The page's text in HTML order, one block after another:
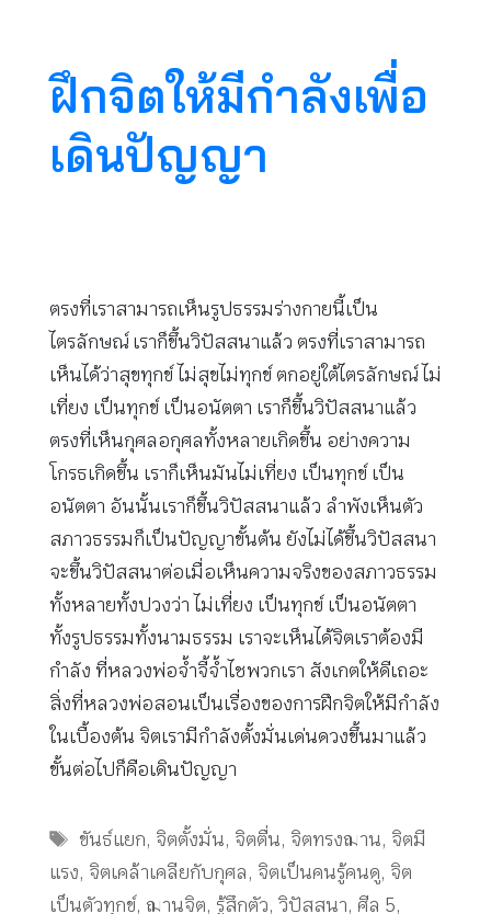
ฝึกจิตให้มีกำลังเพื่อ
เดินปัญญา
ตรงที่เราสามารถเห็นรูปธรรมร่างกายนี้เป็น
ไตรลักษณ์ เราก็ขึ้นวิปัสสนาแล้ว ตรงที่เราสามารถ
เห็นได้ว่าสุขทุกข์ ไม่สุขไม่ทุกข์ ตกอยู่ใต้ไตรลักษณ์ ไม่
เที่ยง เป็นทุกข์ เป็นอนัตตา เราก็ขึ้นวิปัสสนาแล้ว
ตรงที่เห็นกุศลอกุศลทั้งหลายเกิดขึ้น อย่างความ
โกรธเกิดขึ้น เราก็เห็นมันไม่เที่ยง เป็นทุกข์ เป็น
อนัตตา อันนั้นเราก็ขึ้นวิปัสสนาแล้ว ลำพังเห็นตัว
สภาวธรรมก็เป็นปัญญาขั้นต้น ยังไม่ได้ขึ้นวิปัสสนา
จะขึ้นวิปัสสนาต่อเมื่อเห็นความจริงของสภาวธรรม
ทั้งหลายทั้งปวงว่า ไม่เที่ยง เป็นทุกข์ เป็นอนัตตา
ทั้งรูปธรรมทั้งนามธรรม เราจะเห็นได้จิตเราต้องมี
กำลัง ที่หลวงพ่อจ้ำจี้จ้ำไชพวกเรา สังเกตให้ดีเถอะ
สิ่งที่หลวงพ่อสอนเป็นเรื่องของการฝึกจิตให้มีกำลัง
ในเบื้องต้น จิตเรามีกำลังตั้งมั่นเด่นดวงขึ้นมาแล้ว
ขั้นต่อไปก็คือเดินปัญญา
Tags
ขันธ์แยก, จิตตั้งมั่น, จิตตื่น, จิตทรงฌาน, จิตมี
แรง, จิตเคล้าเคลียกับกุศล, จิตเป็นคนรู้คนดู, จิต
เป็นตัวทุกข์, ฌานจิต, รู้สึกตัว, วิปัสสนา, ศีล 5,